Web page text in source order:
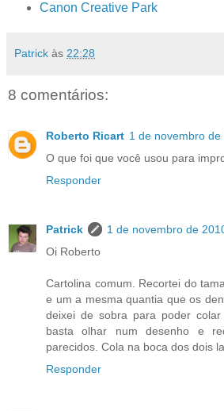
Canon Creative Park
Patrick às 22:28
8 comentários:
Roberto Ricart 1 de novembro
O que foi que você usou para
Responder
Patrick
1 de novembro de
Oi Roberto
Cartolina comum. Recortei do
e um a mesma quantia que os
deixei de sobra para poder
basta olhar num desenho e
parecidos. Cola na boca dos dois
Responder